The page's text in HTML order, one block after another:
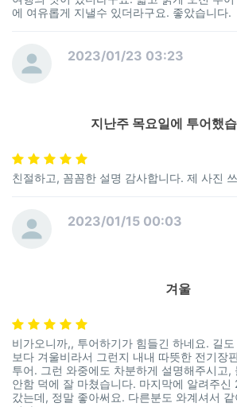
에 여유롭게 지낼수 있더라구요. 좋았습니다.
2023/01/23 03:23
지난주 목요일에 투어했
친절하고, 꼼꼼한 설명 감사합니다. 제 사진
2023/01/15 00:03
겨울
비가오니까,, 투어하기가 힘들긴 하네요. 길
보다 겨울비라서 그런지 내내 따뜻한 전기장
투어. 그런 와중에도 차분하게 설명해주시고,
안함 덕에 잘 마쳤습니다. 마지막에 알려주신
갔는데, 정말 좋아써요. 다른분도 와계셔서